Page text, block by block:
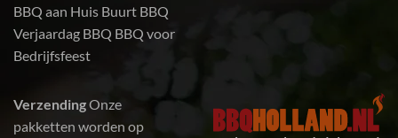
BBQ aan Huis Buurt BBQ
Verjaardag BBQ BBQ voor
Bedrijfsfeest
VerzendingOnze
pakketten worden op